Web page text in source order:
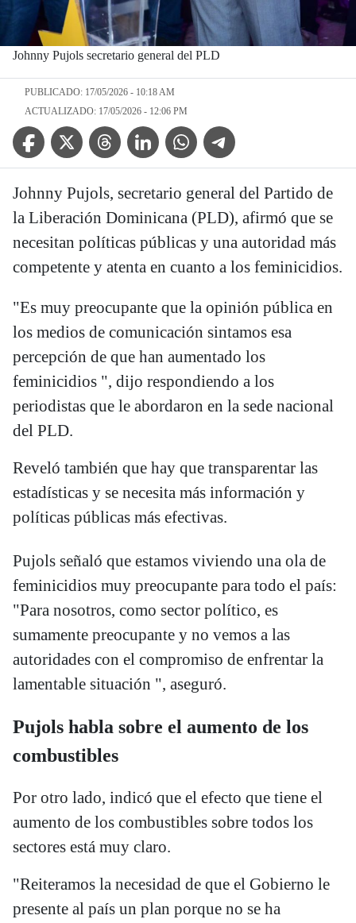
Johnny Pujols secretario general del PLD
PUBLICADO: 17/05/2026 - 10:18 AM
ACTUALIZADO: 17/05/2026 - 12:06 PM
Facebook IconTwitter IconThreads IconLinkedin IconWhatsApp IconTelegram Icon
Johnny Pujols, secretario general del Partido de
la Liberación Dominicana (PLD), afirmó que se
necesitan políticas públicas y una autoridad más
competente y atenta en cuanto a los feminicidios.
"Es muy preocupante que la opinión pública en
los medios de comunicación sintamos esa
percepción de que han aumentado los
feminicidios ", dijo respondiendo a los
periodistas que le abordaron en la sede nacional
del PLD.
Reveló también que hay que transparentar las
estadísticas y se necesita más información y
políticas públicas más efectivas.
Pujols señaló que estamos viviendo una ola de
feminicidios muy preocupante para todo el país:
"Para nosotros, como sector político, es
sumamente preocupante y no vemos a las
autoridades con el compromiso de enfrentar la
lamentable situación ", aseguró.
Pujols habla sobre el aumento de los
combustibles
Por otro lado, indicó que el efecto que tiene el
aumento de los combustibles sobre todos los
sectores está muy claro.
"Reiteramos la necesidad de que el Gobierno le
presente al país un plan porque no se ha